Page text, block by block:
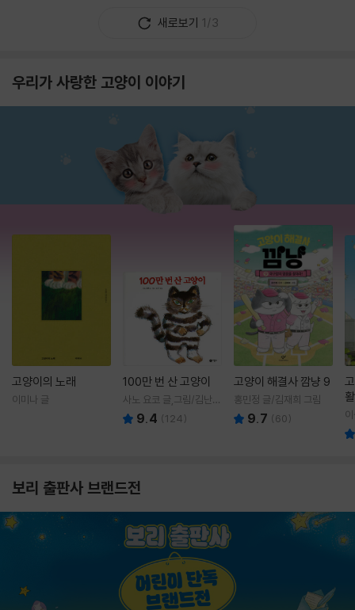
새로보기 1/3
우리가 사랑한 고양이 이야기
고양이의 노래
이미나 글
100만 번 산 고양이
사노 요코 글,그림/김난주
역 9.4 (124)
고양이 해결사 깜냥 9
홍민정 글/김재희 그림
9.7 (60)
보리 출판사 브랜드전